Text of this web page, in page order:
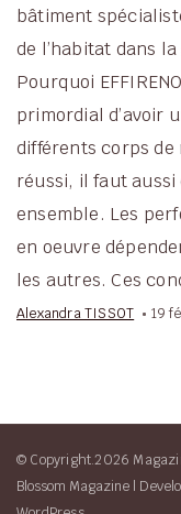
bâtiment
de l’habitat dans
Pourquoi
primordial d’avoir
différents corps de
réussi, il faut aussi
ensemble. Les
en oeuvre
les autres. Ces
Alexandra TISSOT 19
© Copyright.2026
Blossom Magazine |